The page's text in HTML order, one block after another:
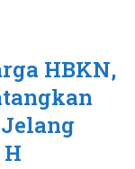
HBKN,